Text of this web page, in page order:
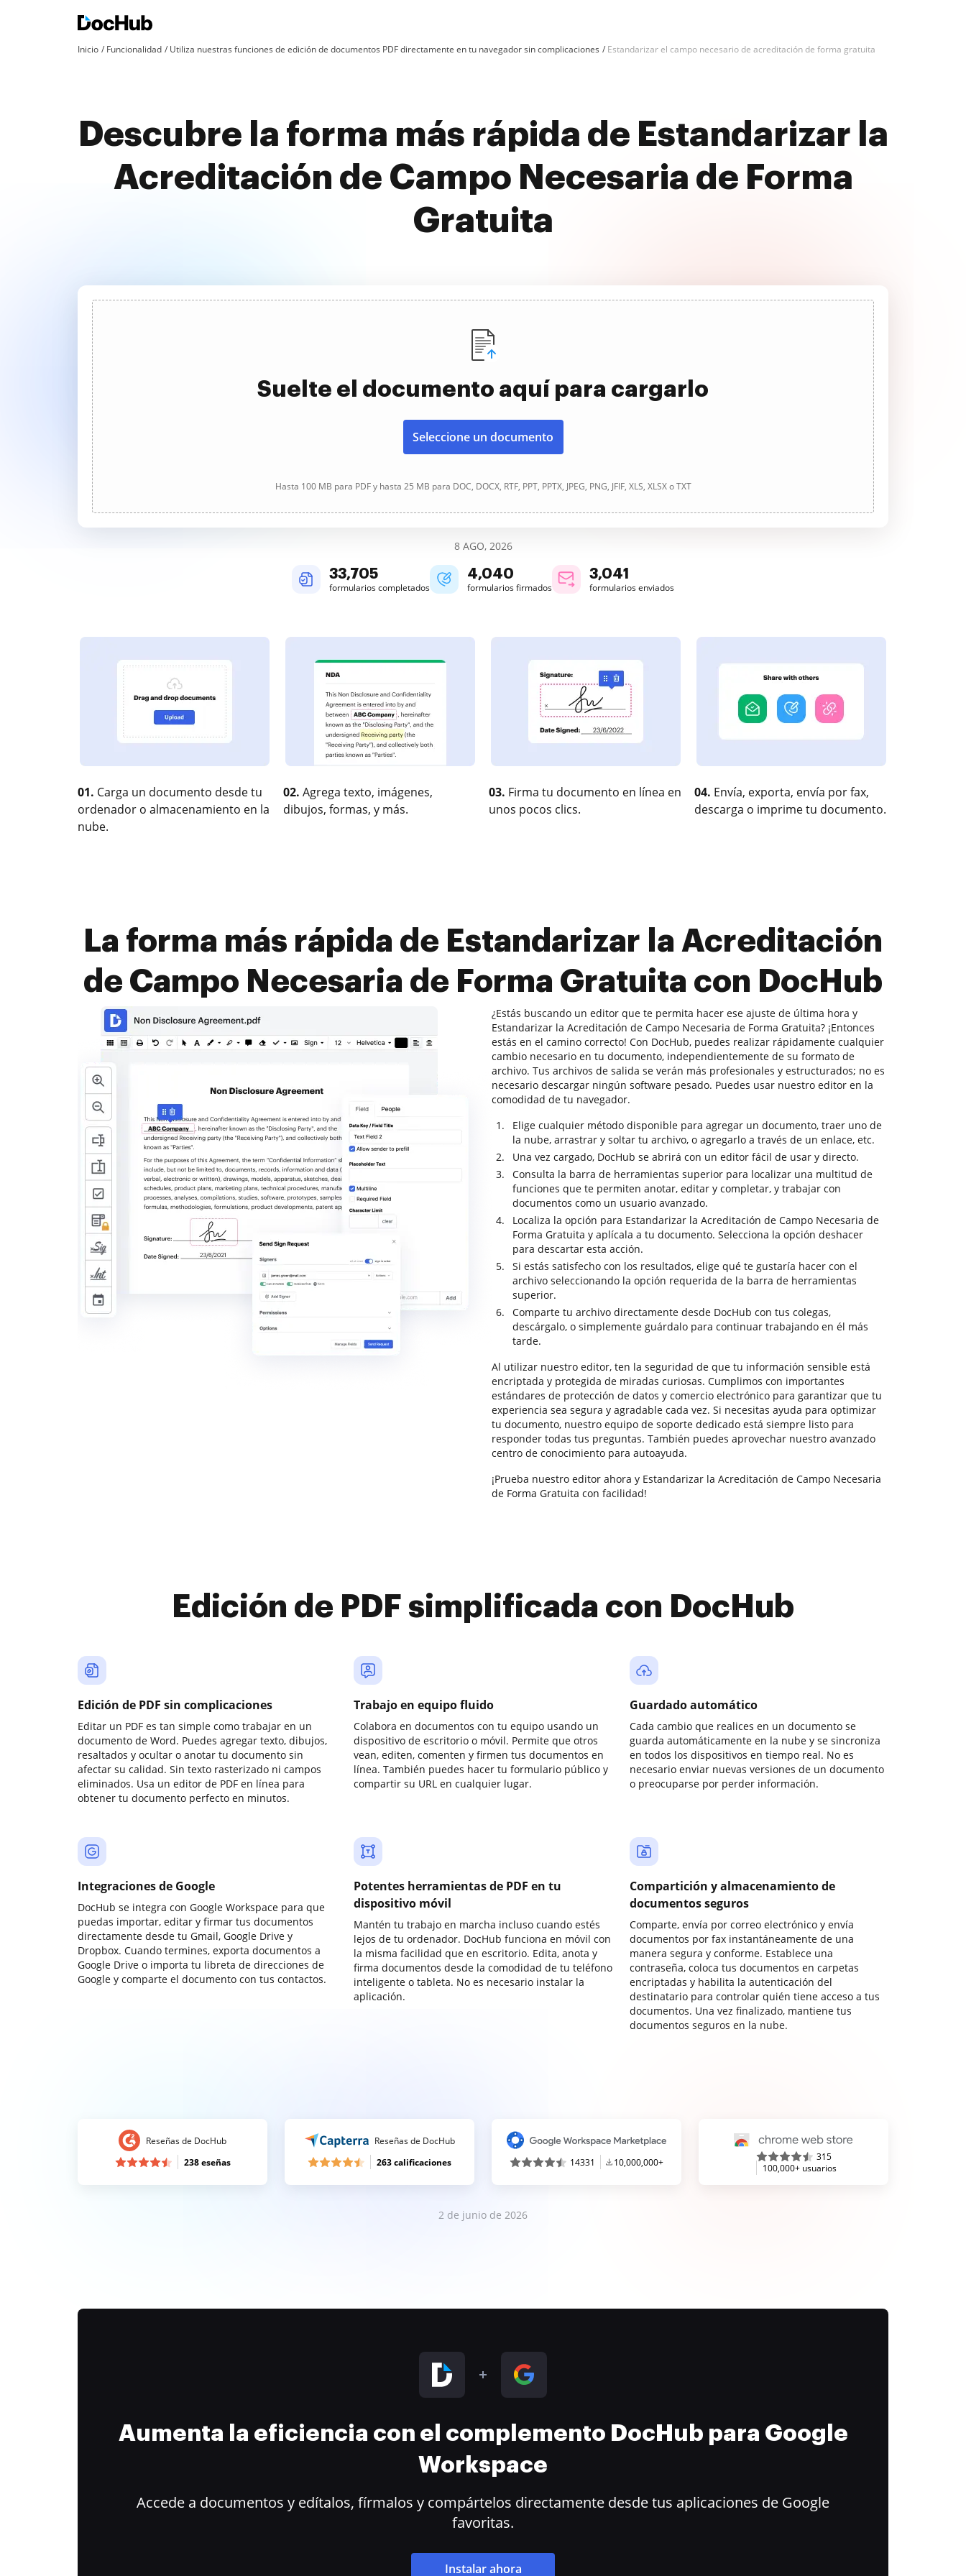
Inicio Funcionalidad Utiliza nuestras funciones de edición de documentos PDF directamente en tu navegador sin complicaciones Estandarizar el campo necesario de acreditación de forma gratuita
Descubre la forma más rápida de Estandarizar la
Acreditación de Campo Necesaria de Forma
Gratuita
Suelte el documento aquí para cargarlo
Seleccione un documento
Hasta 100 MB para PDF y hasta 25 MB para DOC, DOCX, RTF, PPT, PPTX, JPEG, PNG, JFIF, XLS, XLSX o TXT
8 AGO, 2026
33,705
formularios completados
4,040
formularios firmados
3,041
formularios enviados
01. Carga un documento desde tu
ordenador o almacenamiento en la
nube.
02. Agrega texto, imágenes,
dibujos, formas, y más.
03. Firma tu documento en línea en
unos pocos clics.
04. Envía, exporta, envía por fax,
descarga o imprime tu documento.
La forma más rápida de Estandarizar la Acreditación
de Campo Necesaria de Forma Gratuita con DocHub
¿Estás buscando un editor que te permita hacer ese ajuste de última hora y
Estandarizar la Acreditación de Campo Necesaria de Forma Gratuita? ¡Entonces
estás en el camino correcto! Con DocHub, puedes realizar rápidamente cualquier
cambio necesario en tu documento, independientemente de su formato de
archivo. Tus archivos de salida se verán más profesionales y estructurados; no es
necesario descargar ningún software pesado. Puedes usar nuestro editor en la
comodidad de tu navegador.
Elige cualquier método disponible para agregar un documento, traer uno de
la nube, arrastrar y soltar tu archivo, o agregarlo a través de un enlace, etc.
Una vez cargado, DocHub se abrirá con un editor fácil de usar y directo.
Consulta la barra de herramientas superior para localizar una multitud de
funciones que te permiten anotar, editar y completar, y trabajar con
documentos como un usuario avanzado.
Localiza la opción para Estandarizar la Acreditación de Campo Necesaria de
Forma Gratuita y aplícala a tu documento. Selecciona la opción deshacer
para descartar esta acción.
Si estás satisfecho con los resultados, elige qué te gustaría hacer con el
archivo seleccionando la opción requerida de la barra de herramientas
superior.
Comparte tu archivo directamente desde DocHub con tus colegas,
descárgalo, o simplemente guárdalo para continuar trabajando en él más
tarde.
Al utilizar nuestro editor, ten la seguridad de que tu información sensible está
encriptada y protegida de miradas curiosas. Cumplimos con importantes
estándares de protección de datos y comercio electrónico para garantizar que tu
experiencia sea segura y agradable cada vez. Si necesitas ayuda para optimizar
tu documento, nuestro equipo de soporte dedicado está siempre listo para
responder todas tus preguntas. También puedes aprovechar nuestro avanzado
centro de conocimiento para autoayuda.
¡Prueba nuestro editor ahora y Estandarizar la Acreditación de Campo Necesaria
de Forma Gratuita con facilidad!
Edición de PDF simplificada con DocHub
Edición de PDF sin complicaciones
Editar un PDF es tan simple como trabajar en un
documento de Word. Puedes agregar texto, dibujos,
resaltados y ocultar o anotar tu documento sin
afectar su calidad. Sin texto rasterizado ni campos
eliminados. Usa un editor de PDF en línea para
obtener tu documento perfecto en minutos.
Trabajo en equipo fluido
Colabora en documentos con tu equipo usando un
dispositivo de escritorio o móvil. Permite que otros
vean, editen, comenten y firmen tus documentos en
línea. También puedes hacer tu formulario público y
compartir su URL en cualquier lugar.
Guardado automático
Cada cambio que realices en un documento se
guarda automáticamente en la nube y se sincroniza
en todos los dispositivos en tiempo real. No es
necesario enviar nuevas versiones de un documento
o preocuparse por perder información.
Integraciones de Google
DocHub se integra con Google Workspace para que
puedas importar, editar y firmar tus documentos
directamente desde tu Gmail, Google Drive y
Dropbox. Cuando termines, exporta documentos a
Google Drive o importa tu libreta de direcciones de
Google y comparte el documento con tus contactos.
Potentes herramientas de PDF en tu
dispositivo móvil
Mantén tu trabajo en marcha incluso cuando estés
lejos de tu ordenador. DocHub funciona en móvil con
la misma facilidad que en escritorio. Edita, anota y
firma documentos desde la comodidad de tu teléfono
inteligente o tableta. No es necesario instalar la
aplicación.
Compartición y almacenamiento de
documentos seguros
Comparte, envía por correo electrónico y envía
documentos por fax instantáneamente de una
manera segura y conforme. Establece una
contraseña, coloca tus documentos en carpetas
encriptadas y habilita la autenticación del
destinatario para controlar quién tiene acceso a tus
documentos. Una vez finalizado, mantiene tus
documentos seguros en la nube.
Reseñas de DocHub
238 eseñas
Reseñas de DocHub
263 calificaciones
14331 10,000,000+
315
100,000+ usuarios
2 de junio de 2026
Aumenta la eficiencia con el complemento DocHub para Google
Workspace
Accede a documentos y edítalos, fírmalos y compártelos directamente desde tus aplicaciones de Google
favoritas.
Instalar ahora